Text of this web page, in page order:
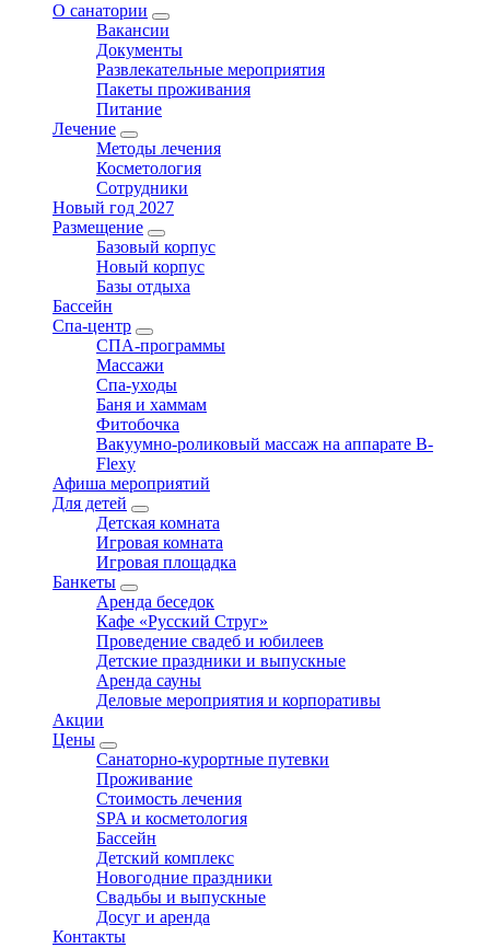
О санатории
expand
child
menu
Вакансии
Документы
Развлекательные мероприятия
Пакеты проживания
Питание
Лечение
expand
child
menu
Методы лечения
Косметология
Сотрудники
Новый год 2027
Размещение
expand
child
menu
Базовый корпус
Новый корпус
Базы отдыха
Бассейн
Спа-центр
expand
child
menu
СПА-программы
Массажи
Спа-уходы
Баня и хаммам
Фитобочка
Вакуумно-роликовый массаж на аппарате B-
Flexy
Афиша мероприятий
Для детей
expand
child
menu
Детская комната
Игровая комната
Игровая площадка
Банкеты
expand
child
menu
Аренда беседок
Кафе «Русский Струг»
Проведение свадеб и юбилеев
Детские праздники и выпускные
Аренда сауны
Деловые мероприятия и корпоративы
Акции
Цены
expand
child
menu
Санаторно-курортные путевки
Проживание
Стоимость лечения
SPA и косметология
Бассейн
Детский комплекс
Новогодние праздники
Свадьбы и выпускные
Досуг и аренда
Контакты